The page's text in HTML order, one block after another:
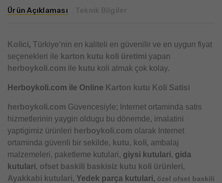
Ürün Açıklaması
Kolici, Türkiye’nin en kaliteli en güvenilir ve en uygun fiyat
seçenekleri ile karton kutu koli üretimi yapan
herboykoli.com ile kutu koli almak çok kolay.
Herboykoli.com ile Online Karton kutu Koli Satisi
herboykoli.com Güvencesiyle; Internet ortaminda satis
hizmetlerinin yaygin oldugu bu dönemde, imalatini
yaptigimiz ürünleri herboykoli.com olarak Internet
ortaminda güvenli bir sekilde, kutu, koli, ambalaj
malzemeleri, paketleme kutulari, giysi kutulari, gida
kutulari, ofset baskili baskisiz kutu koli ürünleri,
Ayakkabi kutulari, Yedek parça kutulari, özel ofset baskili